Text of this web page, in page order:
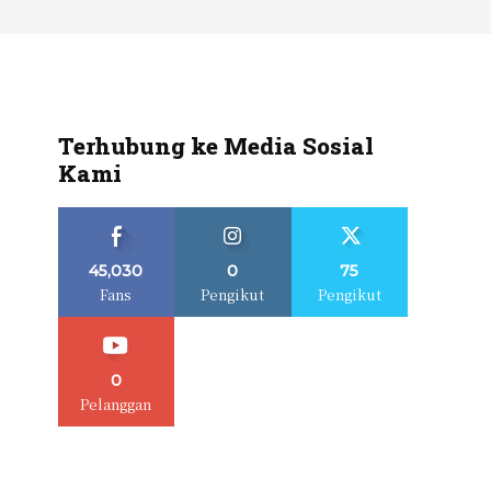
Terhubung ke Media Sosial
Kami
45,030
Fans
0
Pengikut
75
Pengikut
0
Pelanggan